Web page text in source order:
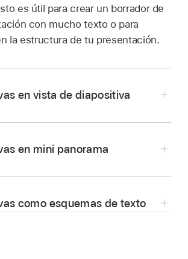
es útil para crear un borrador de
con mucho texto o para
la estructura de tu presentación.
en vista de diapositiva
y toca afuera del menú de
vista para cerrarlo.
en mini panorama
la pantalla y después toca Mini
como esquemas de texto